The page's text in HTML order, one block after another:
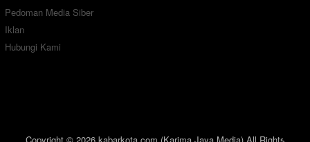
Pedoman Media Siber
Iklan
Hubungi Kami
Copyright © 2026 kabarkota.com (Karima Jaya Media) All Rights